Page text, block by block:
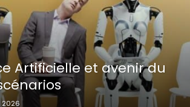
Artificielle et avenir du
2026